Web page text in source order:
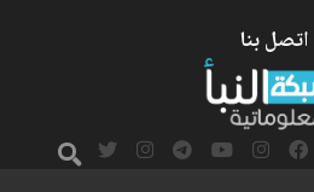
اتصل بنا